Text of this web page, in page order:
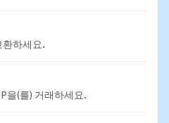
환하세요.
을(를) 거래하세요.